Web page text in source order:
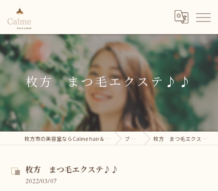
枚方 まつ毛エクステ♪♪
枚方市の美容室ならCalme hair＆eyelash ブログ 枚方 まつ毛エクステ♪♪
枚方 まつ毛エクステ♪♪
2022/03/07